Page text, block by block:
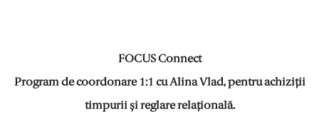
FOCUS Connect
Program de coordonare 1:1 cu Alina Vlad, pentru achiziții
timpurii și reglare relațională.